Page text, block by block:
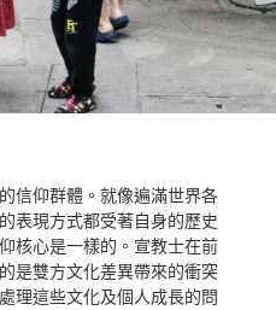
信仰群體。就像遍滿世界各
表現方式都受著自身的歷史
核心是一樣的。宣教士在前
是雙方文化差異帶來的衝突
理這些文化及個人成長的問